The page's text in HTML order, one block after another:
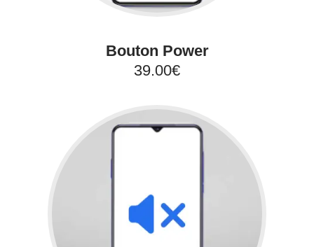
Bouton Power
39.00€